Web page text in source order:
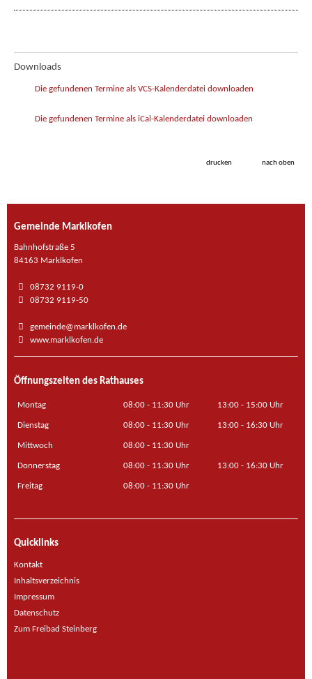
Downloads
Die gefundenen Termine als VCS-Kalenderdatei downloaden
Die gefundenen Termine als iCal-Kalenderdatei downloaden
drucken nach oben
Gemeinde Marklkofen
Bahnhofstraße 5
84163 Marklkofen
08732 9119-0
08732 9119-50
gemeinde@marklkofen.de
www.marklkofen.de
Öffnungszeiten des Rathauses
Montag 08:00 - 11:30 Uhr 13:00 - 15:00 Uhr
Dienstag 08:00 - 11:30 Uhr 13:00 - 16:30 Uhr
Mittwoch 08:00 - 11:30 Uhr
Donnerstag 08:00 - 11:30 Uhr 13:00 - 16:30 Uhr
Freitag 08:00 - 11:30 Uhr
Quicklinks
Kontakt
Inhaltsverzeichnis
Impressum
Datenschutz
Zum Freibad Steinberg